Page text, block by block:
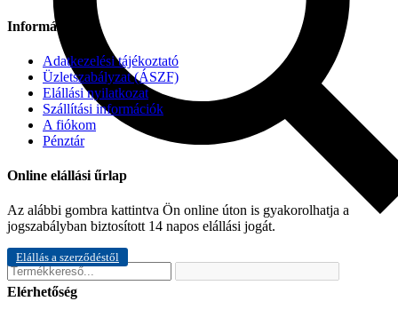
Információk
Adatkezelési tájékoztató
Üzletszabályzat (ÁSZF)
Elállási nyilatkozat
Szállítási információk
A fiókom
Pénztár
Online elállási űrlap
Az alábbi gombra kattintva Ön online úton is gyakorolhatja a
jogszabályban biztosított 14 napos elállási jogát.
Elállás a szerződéstől
Elérhetőség